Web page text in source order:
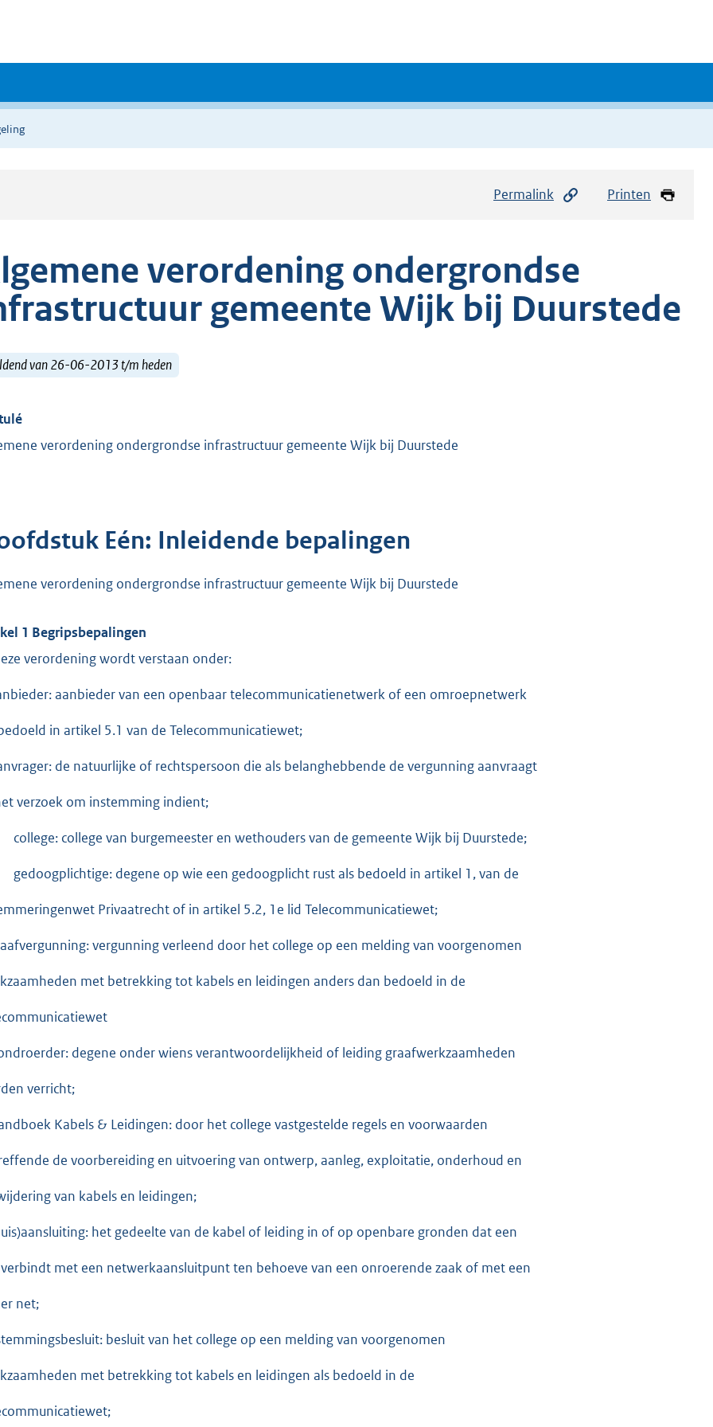
Permalink Printen
verordening ondergrondse
gemeente Wijk bij Duurstede
van 26-06-2013 t/m heden
verordening ondergrondse infrastructuur gemeente Wijk bij Duurstede
Eén: Inleidende bepalingen
verordening ondergrondse infrastructuur gemeente Wijk bij Duurstede
1 Begripsbepalingen
verordening wordt verstaan onder:
aanbieder van een openbaar telecommunicatienetwerk of een omroepnetwerk
in artikel 5.1 van de Telecommunicatiewet;
de natuurlijke of rechtspersoon die als belanghebbende de vergunning aanvraagt
verzoek om instemming indient;
college: college van burgemeester en wethouders van de gemeente Wijk bij Duurstede;
gedoogplichtige: degene op wie een gedoogplicht rust als bedoeld in artikel 1, van de
Privaatrecht of in artikel 5.2, 1e lid Telecommunicatiewet;
vergunning verleend door het college op een melding van voorgenomen
met betrekking tot kabels en leidingen anders dan bedoeld in de
degene onder wiens verantwoordelijkheid of leiding graafwerkzaamheden
verricht;
Kabels & Leidingen: door het college vastgestelde regels en voorwaarden
de voorbereiding en uitvoering van ontwerp, aanleg, exploitatie, onderhoud en
van kabels en leidingen;
het gedeelte van de kabel of leiding in of op openbare gronden dat een
met een netwerkaansluitpunt ten behoeve van een onroerende zaak of met een
net;
besluit van het college op een melding van voorgenomen
met betrekking tot kabels en leidingen als bedoeld in de